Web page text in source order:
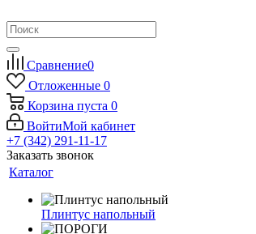
Сравнение0
Отложенные 0
Корзина пуста 0
ВойтиМой кабинет
+7 (342) 291-11-17
Заказать звонок
Каталог
Плинтус напольный